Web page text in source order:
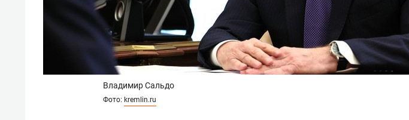
Владимир Сальдо
Фото: kremlin.ru